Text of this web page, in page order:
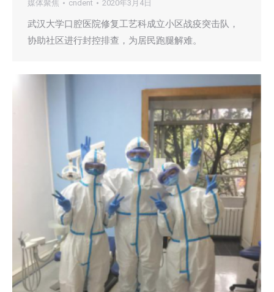
媒体聚焦 cndent 2020年3月4日
武汉大学口腔医院修复工艺科成立小区战疫突击队，
协助社区进行封控排查，为居民跑腿解难。